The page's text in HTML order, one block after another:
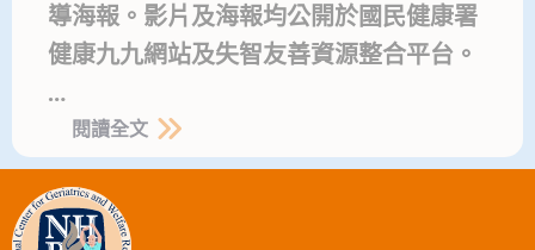
導海報。影片及海報均公開於國民健康署
健康九九網站及失智友善資源整合平台。
…
閱讀全文